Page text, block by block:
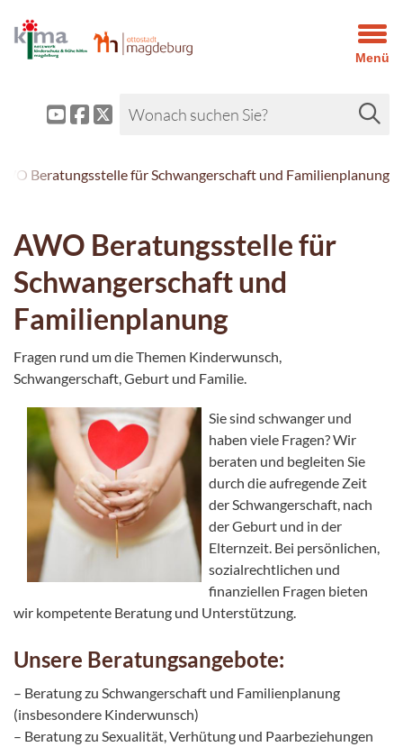
Menü
Beratungsstelle für Schwangerschaft und Familienplanung
AWO Beratungsstelle für
Schwangerschaft und
Familienplanung
Fragen rund um die Themen Kinderwunsch,
Schwangerschaft, Geburt und Familie.
Sie sind schwanger und
haben viele Fragen? Wir
beraten und begleiten Sie
durch die aufregende Zeit
der Schwangerschaft, nach
der Geburt und in der
Elternzeit. Bei persönlichen,
sozialrechtlichen und
finanziellen Fragen bieten
wir kompetente Beratung und Unterstützung.
Unsere Beratungsangebote:
– Beratung zu Schwangerschaft und Familienplanung
(insbesondere Kinderwunsch)
– Beratung zu Sexualität, Verhütung und Paarbeziehungen